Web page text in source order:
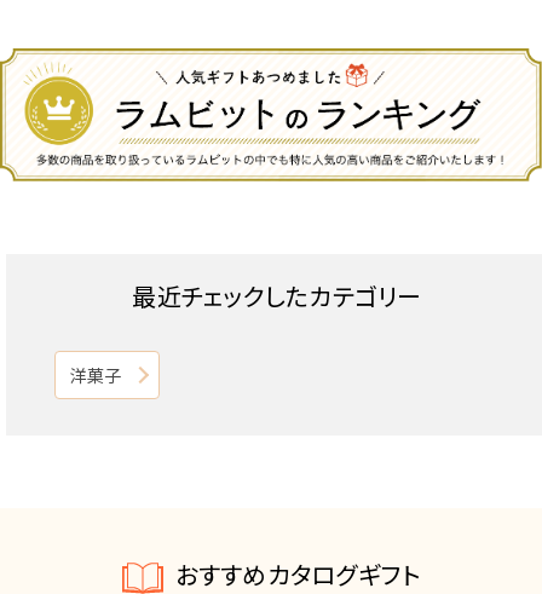
最近チェックしたカテゴリー
洋菓子
おすすめカタログギフト